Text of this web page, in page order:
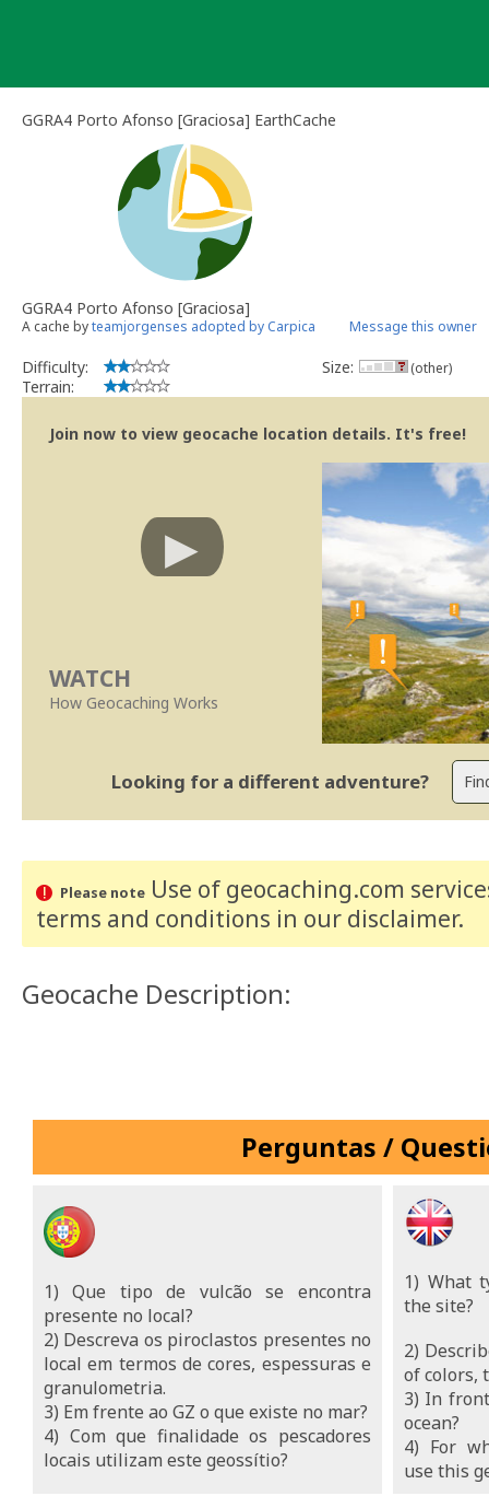
GGRA4 Porto Afonso [Graciosa] EarthCache
GGRA4 Porto Afonso [Graciosa]
A cache byteamjorgenses adopted by Carpica Message this owner
Difficulty:
Terrain:
Size: (other)
Join now to view geocache location details. It's free!
WATCH
How Geocaching Works
Looking for a different adventure?
Please noteUse of geocaching.com
terms and conditions in our disclaimer.
Geocache Description:
Perguntas /
1) Que tipo de vulcão se encontra
presente no local?
2) Descreva os piroclastos presentes no
local em termos de cores, espessuras e
granulometria.
3) Em frente ao GZ o que existe no mar?
4) Com que finalidade os pescadores
locais utilizam este geossítio?
1) What
the site?
2)
of colors,
3) In
ocean?
4) For
use this